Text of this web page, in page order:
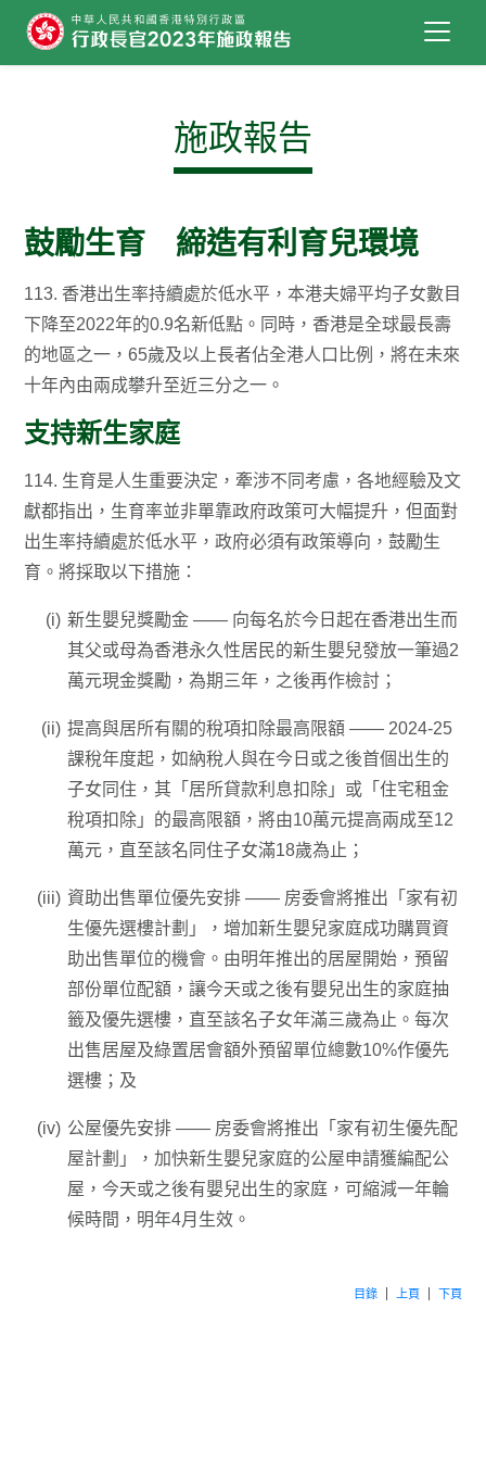
施政報告
鼓勵生育 締造有利育兒環境
113. 香港出生率持續處於低水平，本港夫婦平均子女數目
下降至2022年的0.9名新低點。同時，香港是全球最長壽
的地區之一，65歲及以上長者佔全港人口比例，將在未來
十年內由兩成攀升至近三分之一。
支持新生家庭
114. 生育是人生重要決定，牽涉不同考慮，各地經驗及文
獻都指出，生育率並非單靠政府政策可大幅提升，但面對
出生率持續處於低水平，政府必須有政策導向，鼓勵生
育。將採取以下措施：
新生嬰兒獎勵金 —— 向每名於今日起在香港出生而
其父或母為香港永久性居民的新生嬰兒發放一筆過2
萬元現金獎勵，為期三年，之後再作檢討；
提高與居所有關的稅項扣除最高限額 —— 2024-25
課稅年度起，如納稅人與在今日或之後首個出生的
子女同住，其「居所貸款利息扣除」或「住宅租金
稅項扣除」的最高限額，將由10萬元提高兩成至12
萬元，直至該名同住子女滿18歲為止；
資助出售單位優先安排 —— 房委會將推出「家有初
生優先選樓計劃」，增加新生嬰兒家庭成功購買資
助出售單位的機會。由明年推出的居屋開始，預留
部份單位配額，讓今天或之後有嬰兒出生的家庭抽
籤及優先選樓，直至該名子女年滿三歲為止。每次
出售居屋及綠置居會額外預留單位總數10%作優先
選樓；及
公屋優先安排 —— 房委會將推出「家有初生優先配
屋計劃」，加快新生嬰兒家庭的公屋申請獲編配公
屋，今天或之後有嬰兒出生的家庭，可縮減一年輪
候時間，明年4月生效。
目錄 上頁 下頁